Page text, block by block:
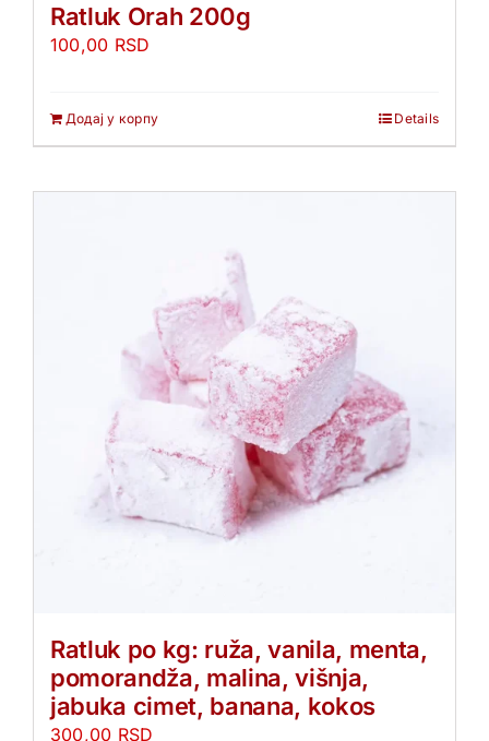
Ratluk Orah 200g
100,00 RSD
Додај у корпу Details
Ratluk po kg: ruža, vanila, menta,
pomorandža, malina, višnja,
jabuka cimet, banana, kokos
300,00 RSD